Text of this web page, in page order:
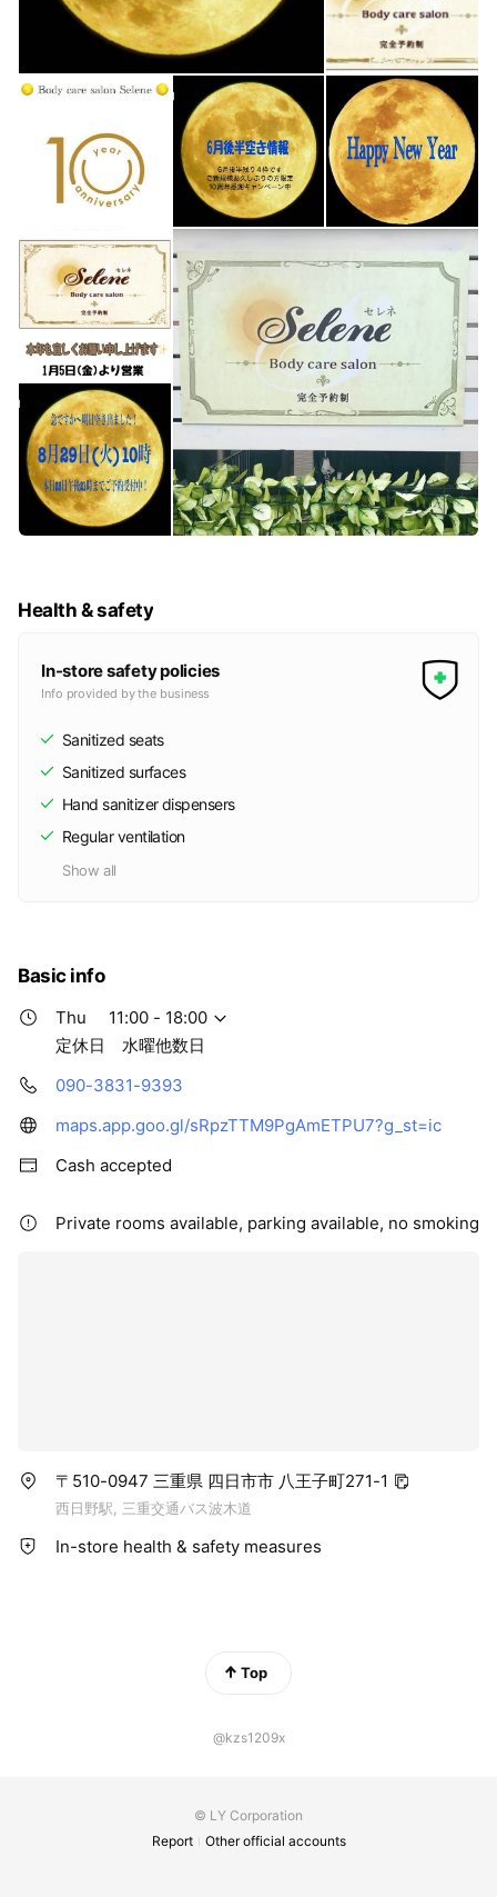
☆疲れやすい
☆くすみ（お顔や全身の美白効果）
(ファンデーションの色が2段階明るくなった方います)
Health & safety
In-store safety policies
Info provided by the business
Sanitized seats
Sanitized surfaces
Hand sanitizer dispensers
Regular ventilation
Show all
Basic info
Thu
11:00 - 18:00
定休日 水曜他数日
090-3831-9393
maps.app.goo.gl/sRpzTTM9PgAmETPU7?g_st=ic
Cash accepted
Private rooms available, parking available, no smoking
〒510-0947 三重県 四日市市 八王子町271-1
西日野駅, 三重交通バス波木道
In-store health & safety measures
Top
@kzs1209x
© LY Corporation
Report
Other official accounts